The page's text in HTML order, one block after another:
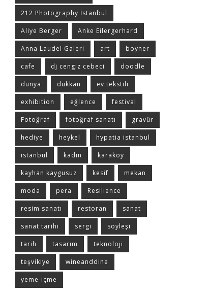
212 Photography İstanbul
Aliye Berger Anke Eilergerhard
Anna Laudel Galeri art boyner
cafe dj cengiz cebeci doodle
dunya dükkan ev tekstili
exhibition eğlence festival
Fotoğraf fotoğraf sanatı gravür
hediye heykel hypatia istanbul
istanbul kadın karaköy
kayhan kaygusuz kesif mekan
moda pera Resilience
resim sanatı restoran sanat
sanat tarihi sergi söyleşi
tarih tasarım teknoloji
teşvikiye wineanddine
yeme-içme